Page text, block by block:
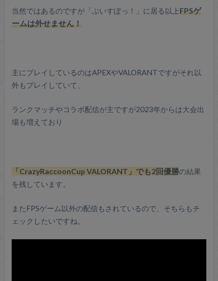
当然ではあるのですが「ぶいすぽっ！」に居る以上FPSゲ
ームは外せません！
主にプレイしているのはAPEXやVALORANTですがそれ以
外もプレイしていて、
ランクマッチやコラボ配信が主ですが2023年からは大会出
場も増えており
「CrazyRaccoonCup VALORANT」でも2回優勝の結果
を残しています。
またFPSゲーム以外の配信もされているので、そちらもチ
ェックしたいですね。